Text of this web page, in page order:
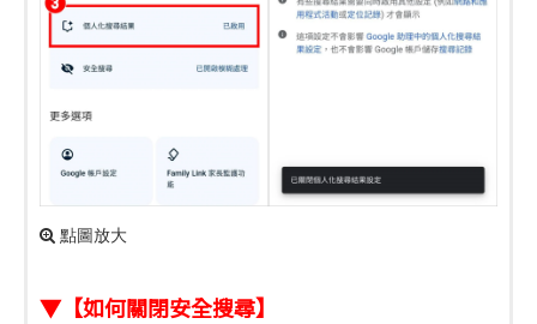
點圖放大
▼【如何關閉安全搜尋】